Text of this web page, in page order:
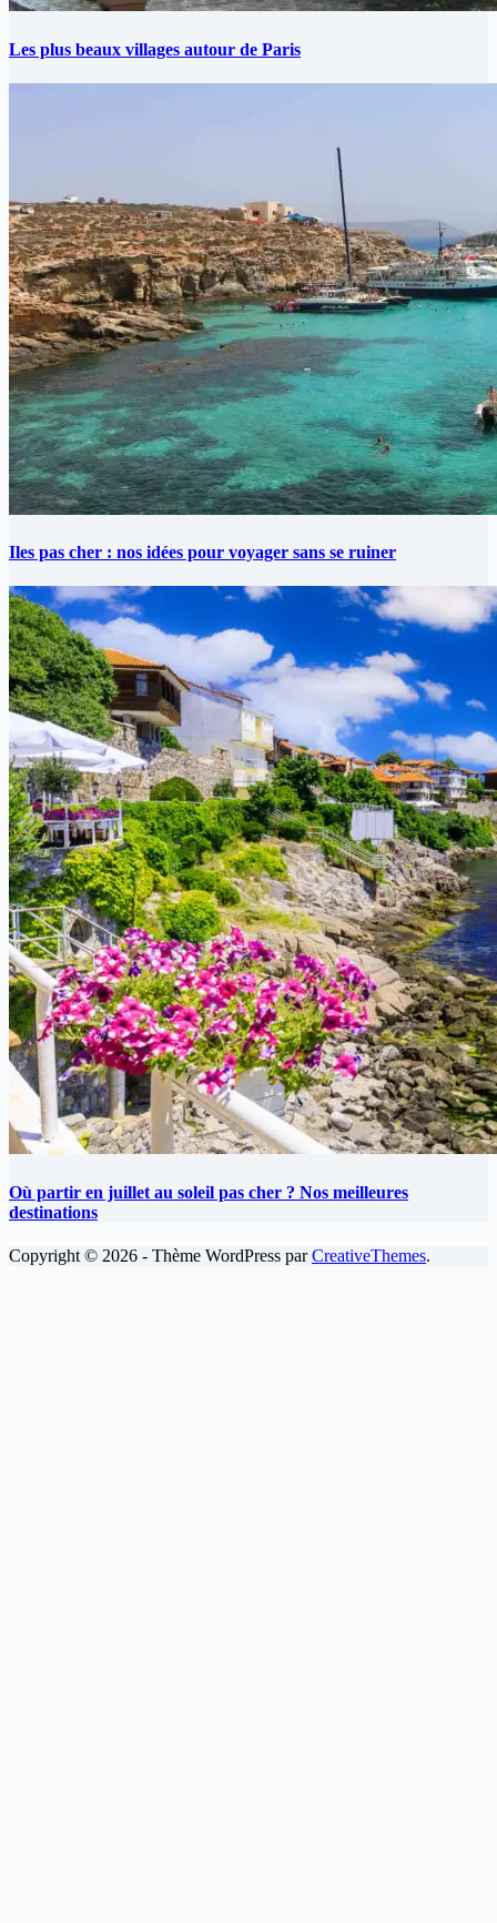
Les plus beaux villages autour de Paris
Iles pas cher : nos idées pour voyager sans se ruiner
Où partir en juillet au soleil pas cher ? Nos meilleures
destinations
Copyright © 2026 - Thème WordPress parCreativeThemes.